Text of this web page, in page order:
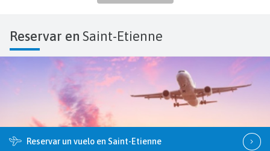
Reservar en Saint-Etienne
Reservar un vuelo en Saint-Etienne